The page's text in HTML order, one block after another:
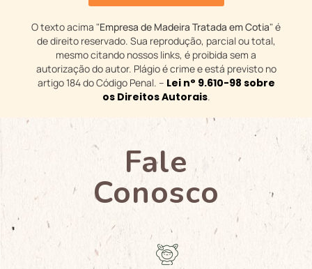
O texto acima "Empresa de Madeira Tratada em Cotia" é
de direito reservado. Sua reprodução, parcial ou total,
mesmo citando nossos links, é proibida sem a
autorização do autor. Plágio é crime e está previsto no
artigo 184 do Código Penal. – Lei n° 9.610-98 sobre
os Direitos Autorais.
Fale
Conosco